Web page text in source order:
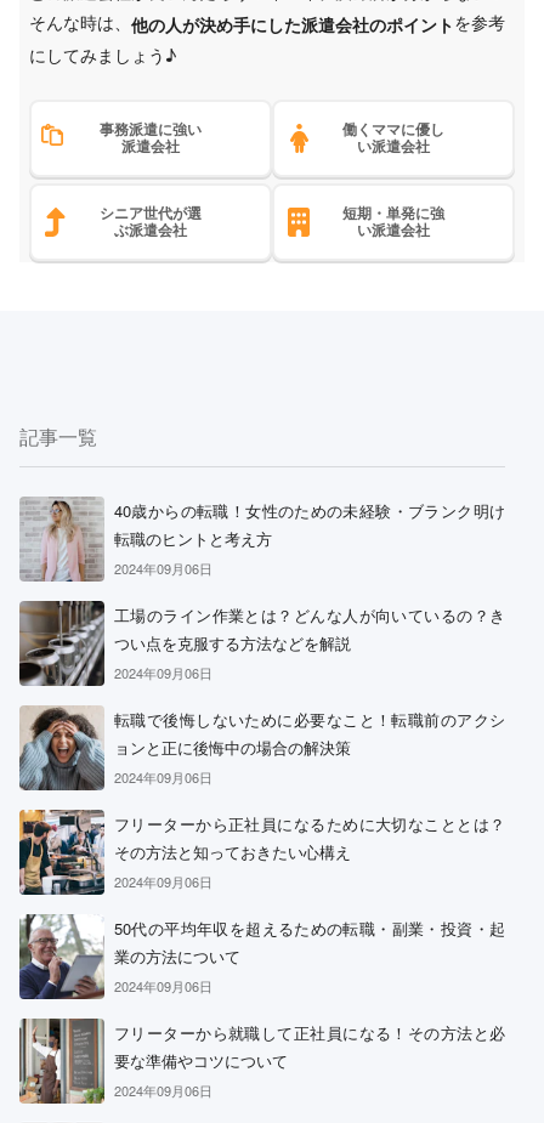
そんな時は、 他の人が決め手にした派遣会社のポイントを参考
にしてみましょう♪
事務派遣に強い
派遣会社
働くママに優し
い派遣会社
シニア世代が選
ぶ派遣会社
短期・単発に強
い派遣会社
記事一覧
40歳からの転職！女性のための未経験・ブランク明け
転職のヒントと考え方
2024年09月06日
工場のライン作業とは？どんな人が向いているの？き
つい点を克服する方法などを解説
2024年09月06日
転職で後悔しないために必要なこと！転職前のアクシ
ョンと正に後悔中の場合の解決策
2024年09月06日
フリーターから正社員になるために大切なこととは？
その方法と知っておきたい心構え
2024年09月06日
50代の平均年収を超えるための転職・副業・投資・起
業の方法について
2024年09月06日
フリーターから就職して正社員になる！その方法と必
要な準備やコツについて
2024年09月06日